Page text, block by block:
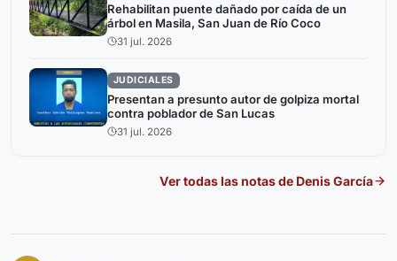
Rehabilitan puente dañado por caída de un
árbol en Masila, San Juan de Río Coco
31 jul. 2026
JUDICIALES
Presentan a presunto autor de golpiza mortal
contra poblador de San Lucas
31 jul. 2026
Ver todas las notas de Denis García